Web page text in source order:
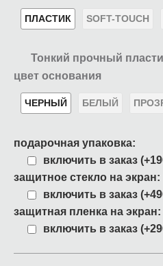
ПЛАСТИК SOFT-TOUCH
Тонкий прочный
цвет основания
ЧЕРНЫЙ БЕЛЫЙ
подарочная упаковка:
включить в заказ
защитное стекло на экран:
включить в заказ
защитная пленка на экран:
включить в заказ